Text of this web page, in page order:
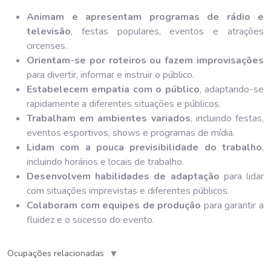
Animam e apresentam programas de rádio e
televisão, festas populares, eventos e atrações
circenses.
Orientam-se por roteiros ou fazem improvisações
para divertir, informar e instruir o público.
Estabelecem empatia com o público, adaptando-se
rapidamente a diferentes situações e públicos.
Trabalham em ambientes variados, incluindo festas,
eventos esportivos, shows e programas de mídia.
Lidam com a pouca previsibilidade do trabalho,
incluindo horários e locais de trabalho.
Desenvolvem habilidades de adaptação para lidar
com situações imprevistas e diferentes públicos.
Colaboram com equipes de produção para garantir a
fluidez e o sucesso do evento.
Ocupações relacionadas ▼